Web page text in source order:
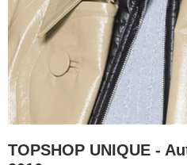
TOPSHOP UNIQUE -